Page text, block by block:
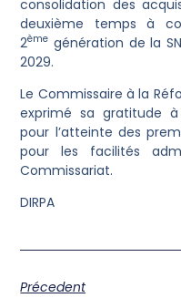
consolidation des
deuxième temps à
2ème génération de la
2029.
Le Commissaire à la
exprimé sa gratitude
pour l’atteinte des
pour les facilités
Commissariat.
DIRPA
Précedent